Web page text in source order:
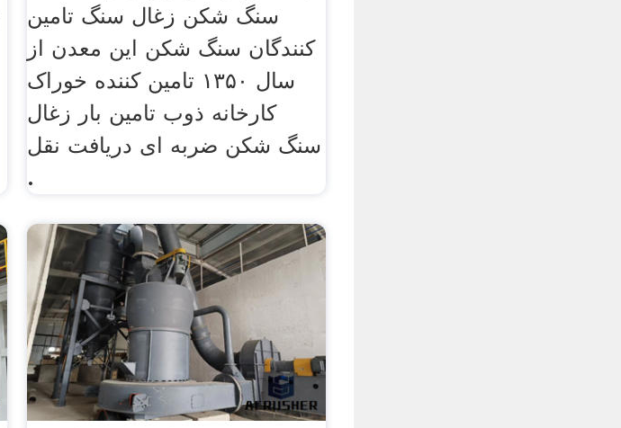
سنگ شکن زغال سنگ تامین
کنندگان سنگ شکن اين معدن از
سال ۱۳۵۰ تامين کننده خوراک
کارخانه ذوب تامین بار زغال
سنگ شکن ضربه ای دریافت نقل
.